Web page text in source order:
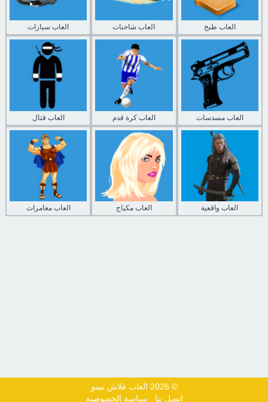
العاب سيارات العاب شاحنات العاب طبخ
العاب قتال العاب كرة قدم العاب مسدسات
العاب مغامرات العاب مكياج العاب واقعية
© 2026 العاب فلاش مينو
اتصل بنا
سياسة الخصوصية